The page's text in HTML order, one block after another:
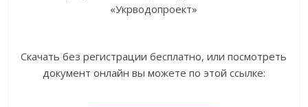
«Укрводопроект»
Скачать без регистрации бесплатно, или посмотреть
документ онлайн вы можете по этой ссылке: